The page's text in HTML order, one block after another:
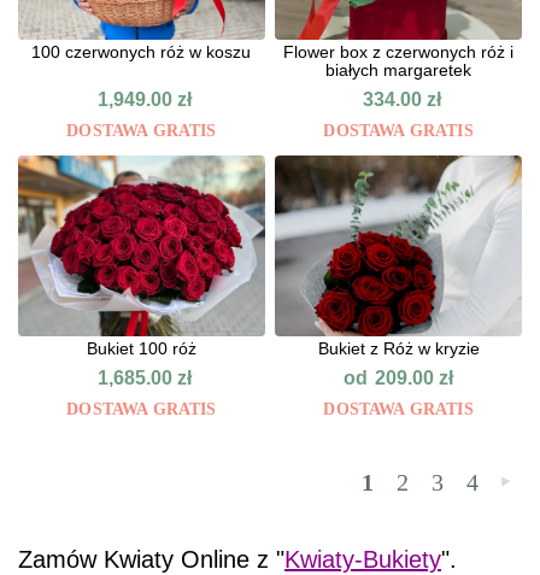
100 czerwonych róż w koszu
1,949.00zł
DOSTAWA GRATIS
Flower box z czerwonych róż i
białych margaretek
334.00zł
DOSTAWA GRATIS
Bukiet 100 róż
1,685.00zł
DOSTAWA GRATIS
Bukiet z Róż w kryzie
od 209.00zł
DOSTAWA GRATIS
1 2 3 4 »
Zamów Kwiaty Online z "Kwiaty-Bukiety".